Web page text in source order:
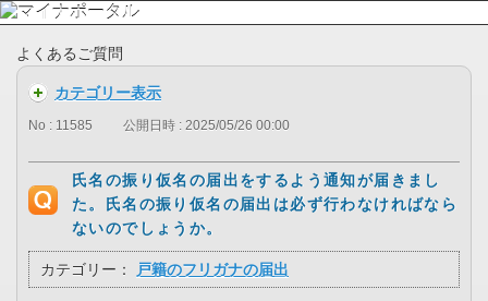
よくあるご質問
カテゴリー表示
No : 11585 公開日時 : 2025/05/26 00:00
氏名の振り仮名の届出をするよう通知が届きまし
た。氏名の振り仮名の届出は必ず行わなければなら
ないのでしょうか。
カテゴリー： 戸籍のフリガナの届出